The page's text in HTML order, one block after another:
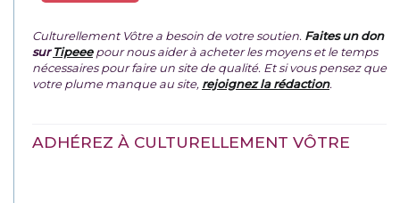
Culturellement Vôtre a besoin de votre soutien. Faites un don
surTipeeepour nous aider à acheter les moyens et le temps
nécessaires pour faire un site de qualité. Et si vous pensez que
votre plume manque au site, rejoignez la rédaction.
ADHÉREZ À CULTURELLEMENT VÔTRE